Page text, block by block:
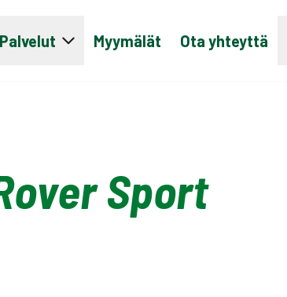
Palvelut Myymälät Ota yhteyttä
Sport